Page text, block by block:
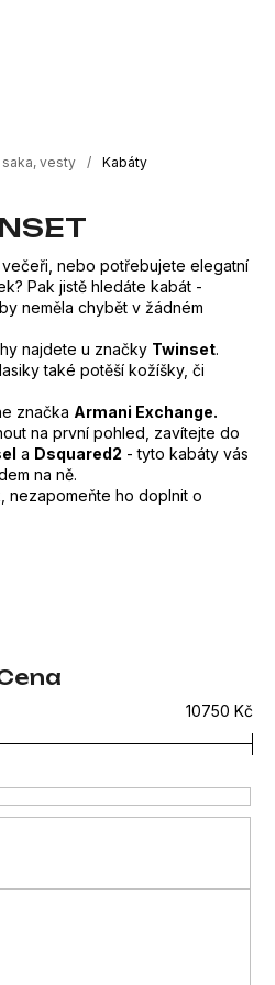
saka, vesty / Kabáty
nebo potřebujete elegatní
Pak jistě hledáte kabát -
neměla chybět v žádném
najdete u značky Twinset.
také potěší kožíšky, či
značka Armani Exchange.
na první pohled, zavítejte do
a Dsquared2 - tyto kabáty vás
na ně.
nezapomeňte ho doplnit o
10750 Kč